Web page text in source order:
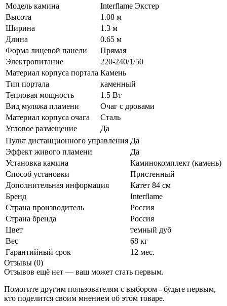
Модель камина
Interflame Экстер
Высота
1.08 м
Ширина
1.3 м
Длина
0.65 м
Форма лицевой панели
Прямая
Электропитание
220-240/1/50
Материал корпуса портала Камень
Тип портала
каменный
Тепловая мощность
1.5 Вт
Вид муляжа пламени
Очаг с дровами
Материал корпуса очага
Сталь
Угловое размещение
Да
Пульт дистанционного управления Да
Эффект живого пламени
Да
Установка камина
Каминокомплект (камень)
Способ установки
Пристенный
Дополнительная информация
Катет 84 см
Бренд
Interflame
Страна производитель
Россия
Страна бренда
Россия
Цвет
темный дуб
Вес
68 кг
Гарантийный срок
12 мес.
Отзывы (0)
Отзывов ещё нет — ваш может стать первым.
Помогите другим пользователям с выбором - будьте первым,
кто поделится своим мнением об этом товаре.